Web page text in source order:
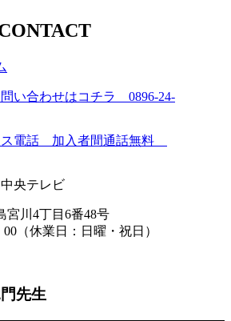
宮川4丁目6番48号
（休業日：日曜・祝日）
先生